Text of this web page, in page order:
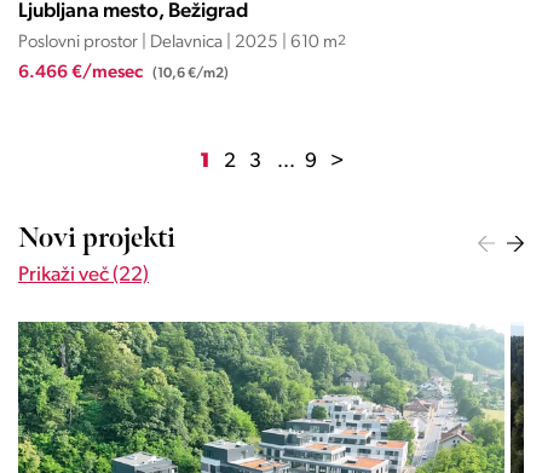
Ljubljana mesto, Bežigrad
Poslovni prostor | Delavnica | 2025 | 610 m2
6.466 €/mesec (10,6 €/m2)
1 2 3 ... 9 >
Novi projekti
Prikaži več (22)